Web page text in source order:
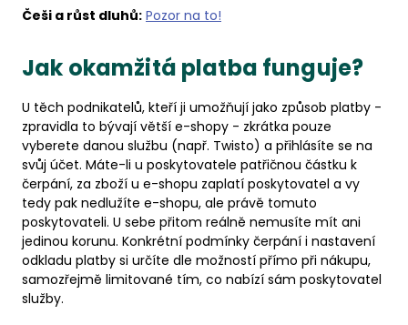
Češi a růst dluhů: Pozor na to!
Jak okamžitá platba funguje?
U těch podnikatelů, kteří ji umožňují jako způsob platby -
zpravidla to bývají větší e-shopy - zkrátka pouze
vyberete danou službu (např. Twisto) a přihlásíte se na
svůj účet. Máte-li u poskytovatele patřičnou částku k
čerpání, za zboží u e-shopu zaplatí poskytovatel a vy
tedy pak nedlužíte e-shopu, ale právě tomuto
poskytovateli. U sebe přitom reálně nemusíte mít ani
jedinou korunu. Konkrétní podmínky čerpání i nastavení
odkladu platby si určíte dle možností přímo při nákupu,
samozřejmě limitované tím, co nabízí sám poskytovatel
služby.